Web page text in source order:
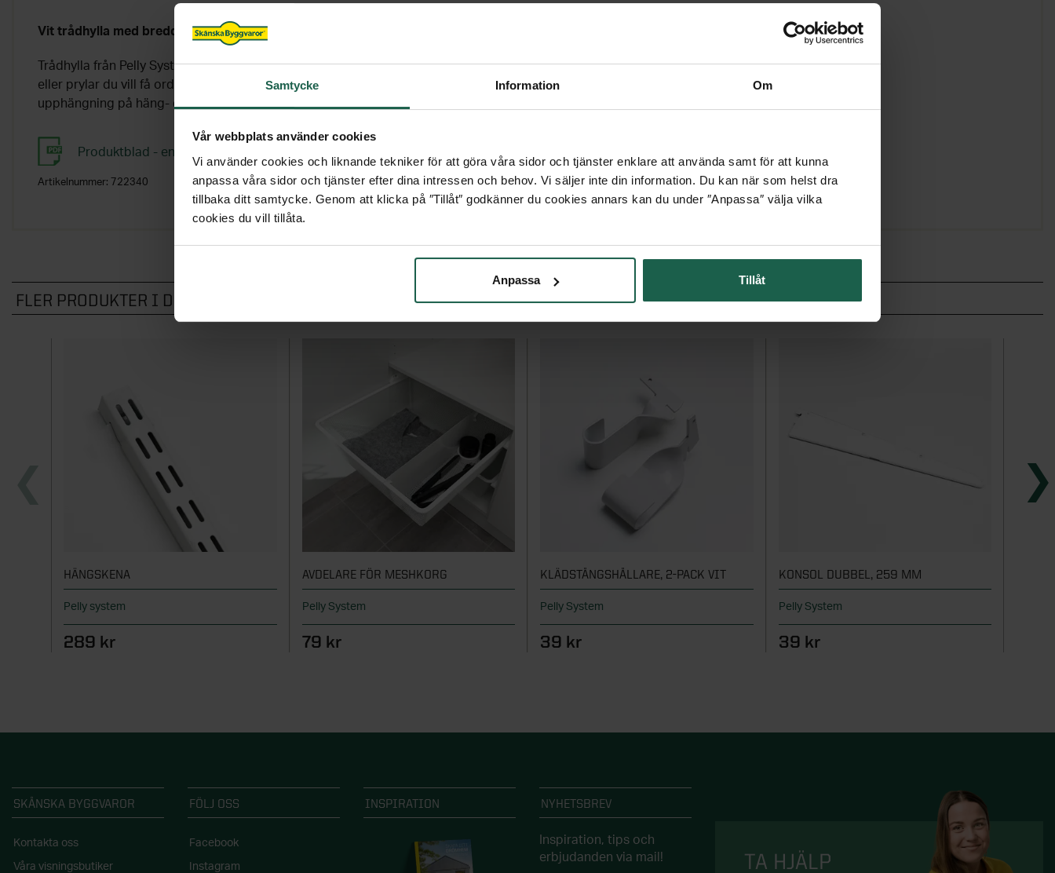
Samtycke Information Om
Vår webbplats använder cookies
Vi använder cookies och liknande tekniker för att göra våra sidor och tjänster enklare att använda samt för att kunna
anpassa våra sidor och tjänster efter dina intressen och behov. Vi säljer inte din information. Du kan när som helst dra
tillbaka ditt samtycke. Genom att klicka på ″Tillåt″ godkänner du cookies annars kan du under ″Anpassa″ välja vilka
cookies du vill tillåta.
Anpassa Tillåt
Vit trådhylla med bredden 815 mm.
Trådhylla från Pelly System som ger praktisk förvaring, oavsett om det är kläder
eller prylar du vill få ordning på. Komplettera trådhyllan med konsoler för
upphängning på häng- eller väggskena (ingår ej!).
Produktblad - enkelt att skapa vägghängd förvaring med Pelly system
Artikelnummer: 722340
FLER PRODUKTER I DENNA KATEGORI
HÄNGSKENA
Pelly system
289 kr
AVDELARE FÖR MESHKORG
Pelly System
79 kr
KLÄDSTÅNGSHÅLLARE, 2-PACK VIT
Pelly System
39 kr
KONSOL DUBBEL, 259 MM
Pelly System
39 kr
SKÅNSKA BYGGVAROR
Kontakta oss
Våra visningsbutiker
FÖLJ OSS
Facebook
Instagram
INSPIRATION NYHETSBREV
Inspiration, tips och
erbjudanden via mail!
TA HJÄLP